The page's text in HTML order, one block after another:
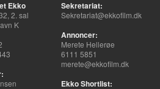
Ekko
2. sal
K
Sekretariat:
Sekretariat@ekkofilm.dk
Annoncer:
Merete Hellerøe
6111 5851
merete@ekkofilm.dk
Ekko Shortlist: